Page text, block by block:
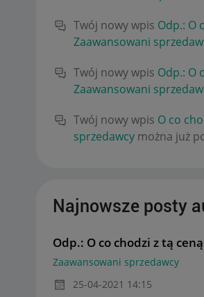
Twój nowy wpis Odp.: O
Zaawansowani
Twój nowy wpis Odp.: O
Zaawansowani
Twój nowy wpis O co
sprzedawcy można już
Najnowsze posty
Odp.: O co chodzi z tą
Zaawansowani sprzedawcy
‎25-04-2021 14:15